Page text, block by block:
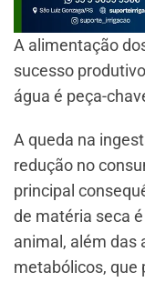
A alimentação
sucesso
água é peça-
A queda na
redução no
principal
de matéria seca
animal, além das
metabólicos, que